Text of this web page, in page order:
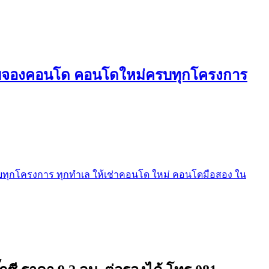
องคอนโด คอนโดใหม่ครบทุกโครงการ
โครงการ ทุกทำเล ให้เช่าคอนโด ใหม่ คอนโดมือสอง ใน